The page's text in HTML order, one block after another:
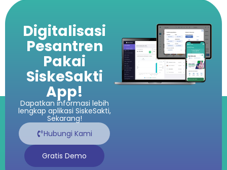
Digitalisasi
Pesantren
Pakai
SiskeSakti
App!
Dapatkan informasi lebih
lengkap aplikasi SiskeSakti,
Sekarang!
Hubungi Kami
Gratis Demo